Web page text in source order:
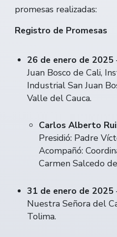
promesas realizadas:
Registro de Promesas
26 de enero de 2025
Juan Bosco de Cali,
Industrial San Juan
Valle del Cauca.
Carlos Alberto
Presidió: Padre
Acompañó:
Carmen Salcedo
31 de enero de 2025
Nuestra Señora del
Tolima.